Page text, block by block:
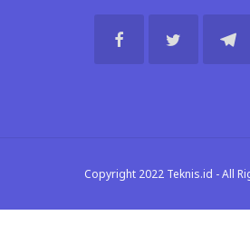
Copyright 2022 Teknis.id - All